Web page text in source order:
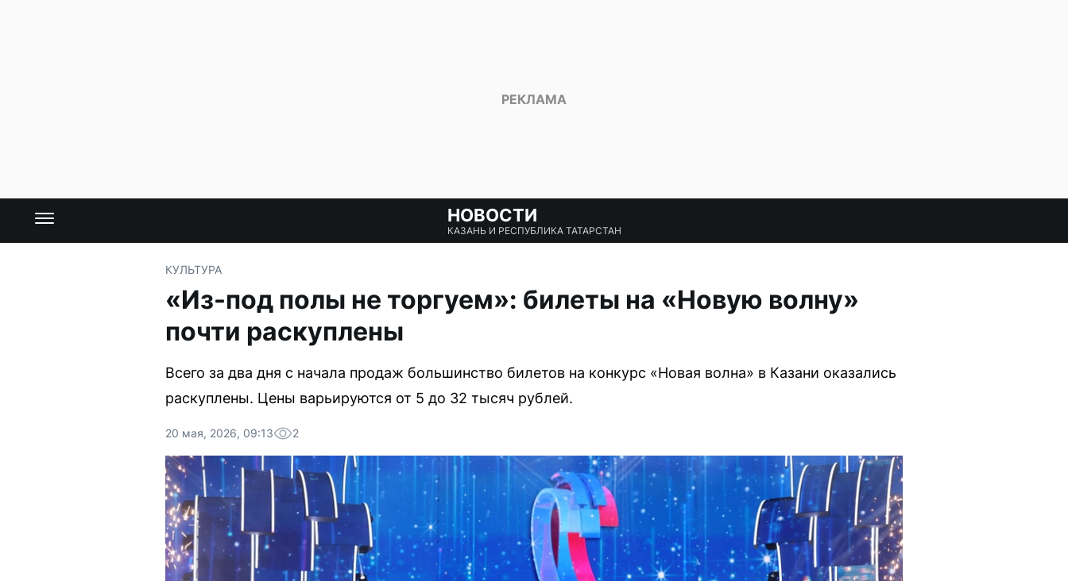
НОВОСТИ
КАЗАНЬ И РЕСПУБЛИКА ТАТАРСТАН
КУЛЬТУРА
«Из-под полы не торгуем»: билеты на «Новую волну»
почти раскуплены
Всего за два дня с начала продаж большинство билетов на конкурс «Новая волна» в Казани оказались
раскуплены. Цены варьируются от 5 до 32 тысяч рублей.
20 мая, 2026, 09:13 2